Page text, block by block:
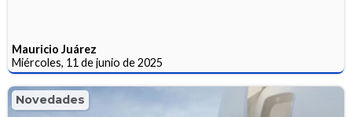
Mauricio Juárez
Miércoles, 11 de junio de 2025
Novedades